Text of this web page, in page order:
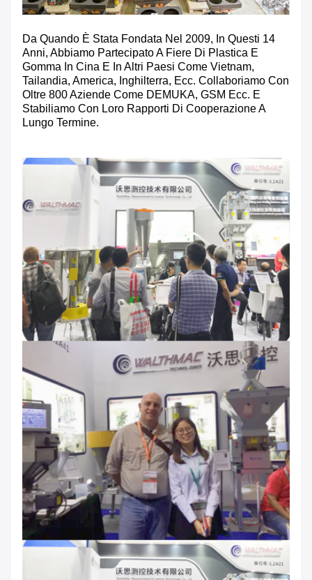
Da Quando È Stata Fondata Nel 2009, In Questi 14
Anni, Abbiamo Partecipato A Fiere Di Plastica E
Gomma In Cina E In Altri Paesi Come Vietnam,
Tailandia, America, Inghilterra, Ecc. Collaboriamo Con
Oltre 800 Aziende Come DEMUKA, GSM Ecc. E
Stabiliamo Con Loro Rapporti Di Cooperazione A
Lungo Termine.